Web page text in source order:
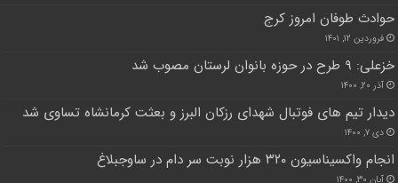
حوادث طوفان امروز کرج
فروردین ۱۲, ۱۴۰۱
خزعلی: ۹ طرح در حوزه بانوان لرستان مصوب شد
آذر ۲۰, ۱۴۰۰
دیدار تیم های فوتبال شهدای رزکان البرز و بعثت کرمانشاه تساوی شد
دی ۷, ۱۴۰۰
انجام واکسیناسیون ۳۲۰ هزار نوبت سر دام در ساوجبلاغ
آبان ۳۰, ۱۴۰۰